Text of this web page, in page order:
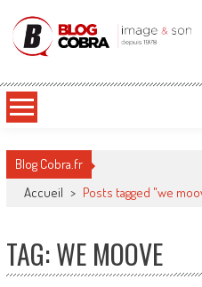
Blog Cobra
Blog Cobra.fr
Accueil > Posts tagged "we
TAG: WE MOOVE